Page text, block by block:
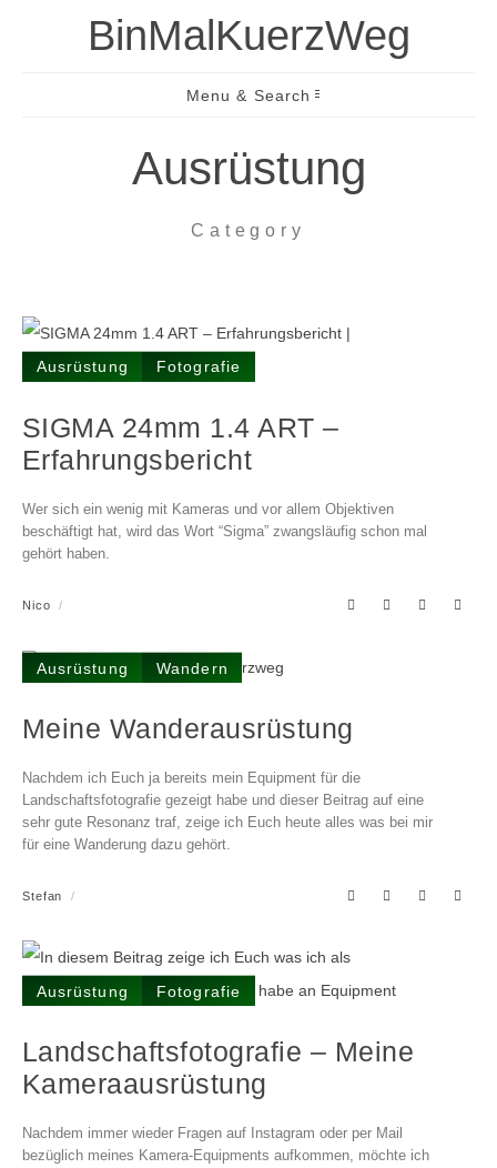
BinMalKuerzWeg
Menu & Search
Ausrüstung
Category
Ausrüstung Fotografie
SIGMA 24mm 1.4 ART –
Erfahrungs­bericht
Wer sich ein wenig mit Kameras und vor allem Objektiven
beschäftigt hat, wird das Wort “Sigma” zwangsläufig schon mal
gehört haben.
Nico
Ausrüstung Wandern
Meine Wanderausrüstung
Nachdem ich Euch ja bereits mein Equipment für die
Landschaftsfotografie gezeigt habe und dieser Beitrag auf eine
sehr gute Resonanz traf, zeige ich Euch heute alles was bei mir
für eine Wanderung dazu gehört.
Stefan
Ausrüstung Fotografie
Landschafts­fotografie – Meine
Kamera­ausrüstung
Nachdem immer wieder Fragen auf Instagram oder per Mail
bezüglich meines Kamera-Equipments aufkommen, möchte ich